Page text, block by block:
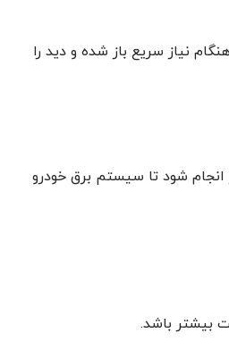
نیاز سریع باز شده و دید را
شود تا سیستم برق خودرو
بیشتر باشد.